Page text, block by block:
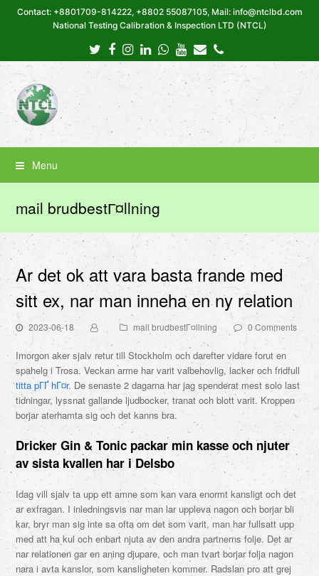
Contact: +8801709-814222, +8802 55087105, Mail: info@ntclbd.com
National Testing Calibration & Inspection LTD (NTCL)
Twitter
Facebook
Instagram
LinkedIn
Whatsapp
Youtube
EmailPhone
Menu
mail brudbestГ¤llning
Ar det ok att vara basta frande med
sitt ex, nar man inneha en ny relation
2023-06-18 mail brudbestГ¤llning 0 Comments
Imorgon aker sjalv retur till Stockholm och darefter vidare forut en
spahelg i Trosa. Veckan arme har varit valbehovlig, lacker och fridfull
titta pГҐ hГ¤r. De senaste 2 dagarna har jag spenderat mest solo last
tidningar, lyssnat gallande ljudbocker, tranat och blott varit. Kroppen
borjar aterhamta sig och det kanns bra.
Dricker Gin & Tonic packar min kasse och njuter
av sista kvallen har i Delsbo
Idag vill sjalv ta upp ett amne som kan vara enormt kansligt och det
ar exfragan. I inledningsvis nar man lar uppleva nagon och borjar bli
kar, bryr man sig inte sa ofta om det som varit, man har fullsatt upp
med att ha kul och enbart njuta av den andra partnerns folje. Det ar
nar relationen gar en aning djupare, och man tvart borjar folja nagon
nara i avta kanslor, som kansligheten kommer. Radslan pro att grej